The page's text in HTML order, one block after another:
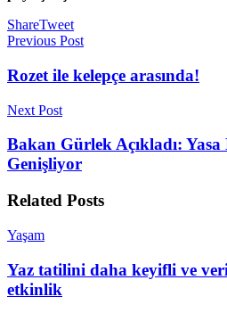
ShareTweet
Previous Post
Rozet ile kelepçe arasında!
Next Post
Bakan Gürlek Açıkladı: Yasa
Genişliyor
Related Posts
Yaşam
Yaz tatilini daha keyifli ve
etkinlik